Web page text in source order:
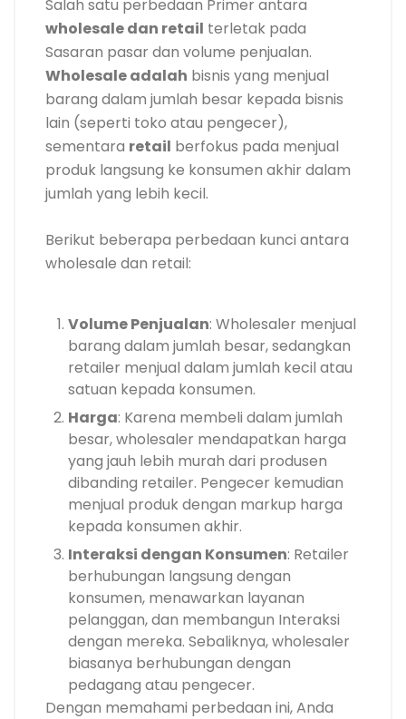
Salah satu perbedaan Primer antara
wholesale dan retail terletak pada
Sasaran pasar dan volume penjualan.
Wholesale adalah bisnis yang menjual
barang dalam jumlah besar kepada bisnis
lain (seperti toko atau pengecer),
sementara retail berfokus pada menjual
produk langsung ke konsumen akhir dalam
jumlah yang lebih kecil.
Berikut beberapa perbedaan kunci antara
wholesale dan retail:
Volume Penjualan: Wholesaler menjual
barang dalam jumlah besar, sedangkan
retailer menjual dalam jumlah kecil atau
satuan kepada konsumen.
Harga: Karena membeli dalam jumlah
besar, wholesaler mendapatkan harga
yang jauh lebih murah dari produsen
dibanding retailer. Pengecer kemudian
menjual produk dengan markup harga
kepada konsumen akhir.
Interaksi dengan Konsumen: Retailer
berhubungan langsung dengan
konsumen, menawarkan layanan
pelanggan, dan membangun Interaksi
dengan mereka. Sebaliknya, wholesaler
biasanya berhubungan dengan
pedagang atau pengecer.
Dengan memahami perbedaan ini, Anda